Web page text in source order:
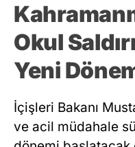
Okul
Yeni
İçişleri Bakanı
ve acil müdahale